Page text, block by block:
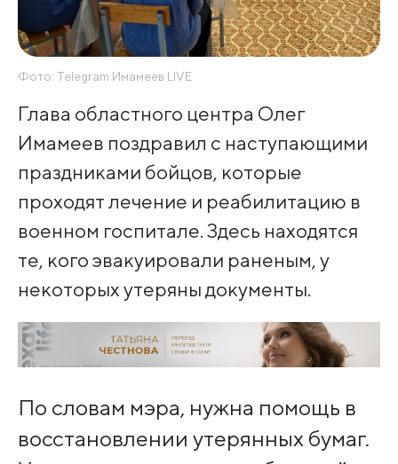
Фото: Telegram Имамеев LIVE
Глава областного центра Олег
Имамеев поздравил с наступающими
праздниками бойцов, которые
проходят лечение и реабилитацию в
военном госпитале. Здесь находятся
те, кого эвакуировали раненым, у
некоторых утеряны документы.
По словам мэра, нужна помощь в
восстановлении утерянных бумаг.